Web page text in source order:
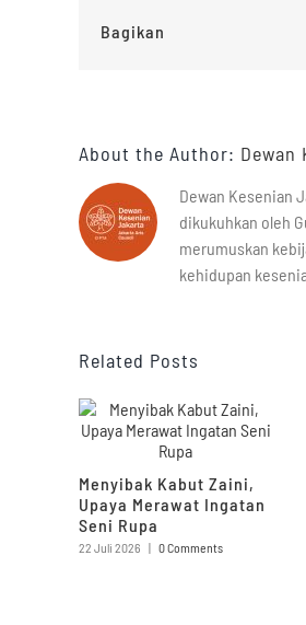
Bagikan
About the Author: Dewan
Dewan Kesenian
dikukuhkan oleh
merumuskan
kehidupan
Related Posts
Menyibak Kabut Zaini,
Upaya Merawat Ingatan
Seni Rupa
22 Juli 2026 | 0 Comments